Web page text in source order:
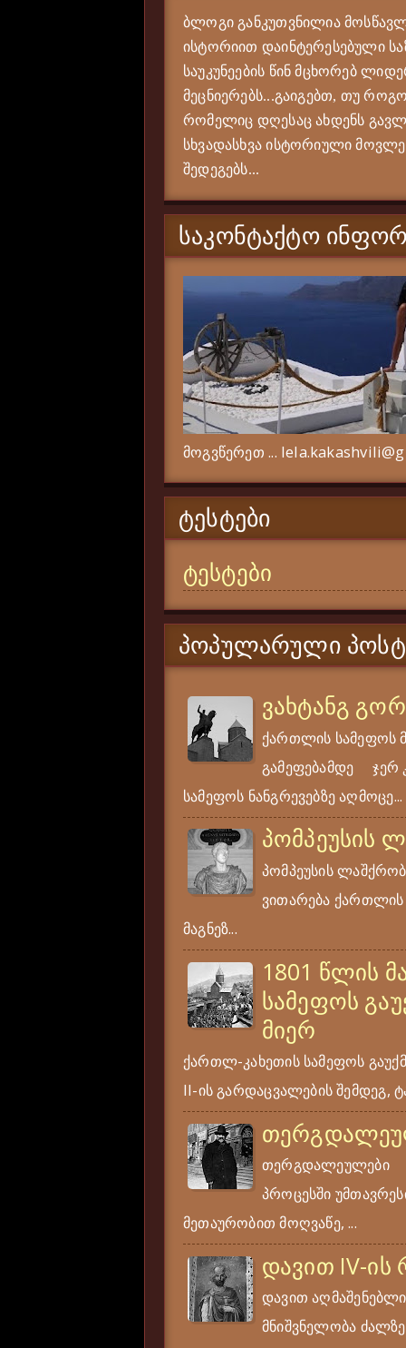
ბლოგი განკუთვნილია
ისტორიით დაინტერესებული
საუკუნეების წინ მცხორებ
მეცნიერებს...გაიგებთ, თუ
რომელიც დღესაც ახდენს
სხვადასხვა ისტორიული
შედეგებს...
ᲡᲐᲙᲝᲜᲢᲐᲥᲢᲝ
მოგვწერეთ ...
ᲢᲔᲡᲢᲔᲑᲘ
ტესტები
ᲞᲝᲞᲣᲚᲐᲠᲣᲚᲘ
ვახტანგ
ქართლის სამეფოს
გამეფებამდე ჯერ
სამეფოს ნანგრევებზე აღმოცე...
პომპეუსის
პომპეუსის
ვითარება ქართლის
მაგნეზ...
1801 წლის
სამეფოს
მიერ
ქართლ-კახეთის სამეფოს
II-ის გარდაცვალების შემდეგ,
თერგდალეულები
პროცესში
მეთაურობით მოღვაწე, ...
დავით IV-
დავით
მნიშვნელობა